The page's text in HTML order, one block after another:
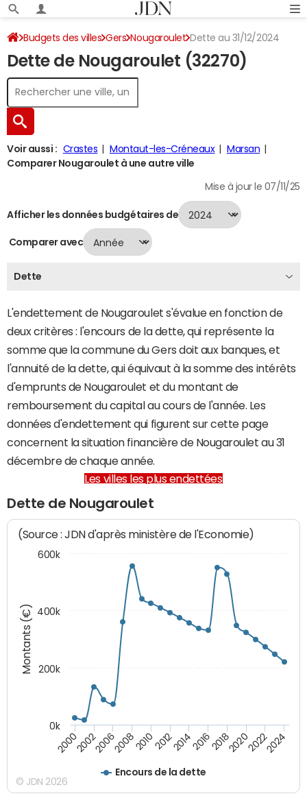
Budgets des villes Gers Nougaroulet Dette au 31/12/2024
Dette de Nougaroulet (32270)
Voir aussi : Crastes Montaut-les-Créneaux
Marsan
Comparer Nougaroulet à une autre ville
Mise à jour le 07/11/25
Afficher les données budgétaires de
Comparer avec
Dette
L'endettement de Nougaroulet s'évalue en fonction de
deux critères : l'encours de la dette, qui représente la
somme que la commune du Gers doit aux banques, et
l'annuité de la dette, qui équivaut à la somme des intérêts
d'emprunts de Nougaroulet et du montant de
remboursement du capital au cours de l'année. Les
données d'endettement qui figurent sur cette page
concernent la situation financière de Nougaroulet au 31
décembre de chaque année.
Les villes les plus endettées
Dette de Nougaroulet
Montants (€)
(Source : JDN d'après ministère de l'Economie)
Encours de la dette
200020022006200820102012201420162018202020222024
0k
200k
400k
600k
© JDN 2026